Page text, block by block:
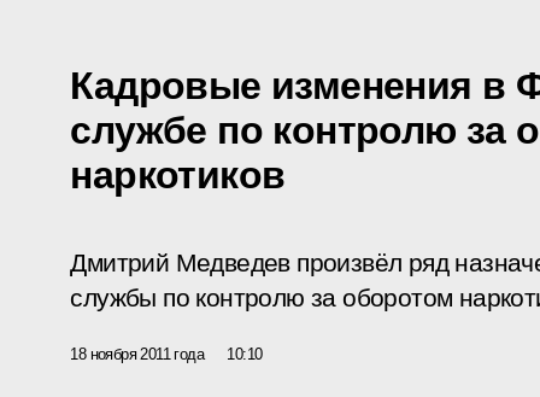
Кадровые изменения в
службе по контролю за
наркотиков
Дмитрий Медведев произвёл ряд
службы по контролю за оборотом
18 ноября 2011 года 10:10